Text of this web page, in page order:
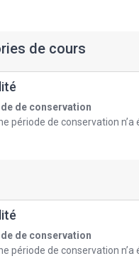
de cours
de conservation
période de conservation n’a
de conservation
période de conservation n’a